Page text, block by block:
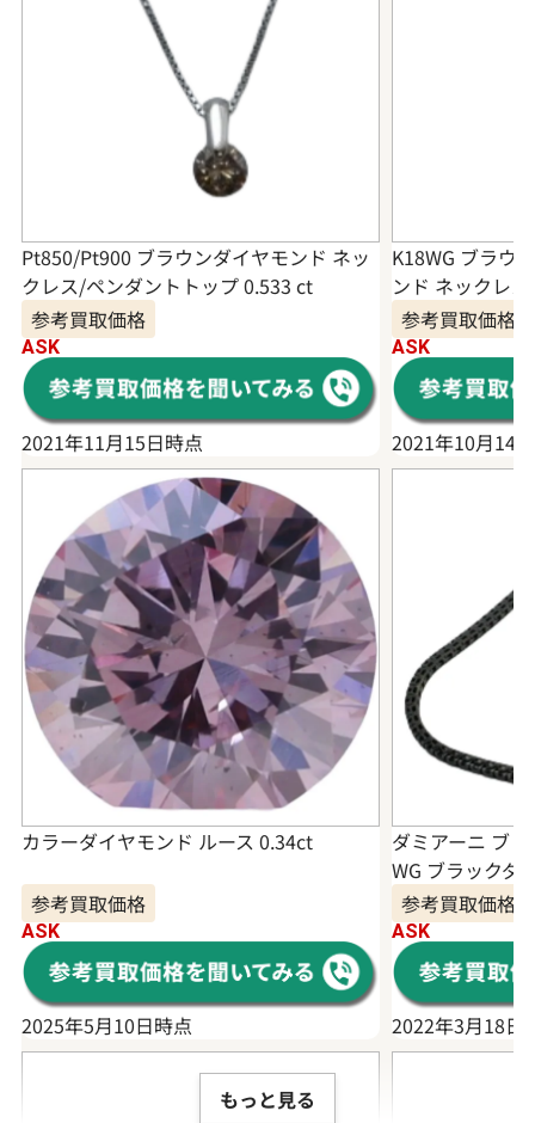
Pt850/Pt900 ブラウンダイヤモンド ネッ
クレス/ペンダントトップ 0.533 ct
参考買取価格
ASK
2021年11月15日時点
K18WG ブラウ
ンド ネックレ
参考買取価格
ASK
2021年10月14
カラーダイヤモンド ルース 0.34ct
参考買取価格
ASK
2025年5月10日時点
ダミアーニ ブ
WG ブラックダ
参考買取価格
ASK
2022年3月18日
もっと見る